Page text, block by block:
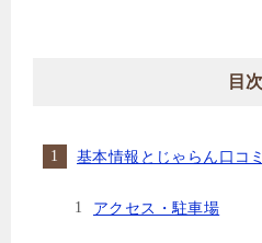
目次
基本情報とじゃらん口コ
アクセス・駐車場